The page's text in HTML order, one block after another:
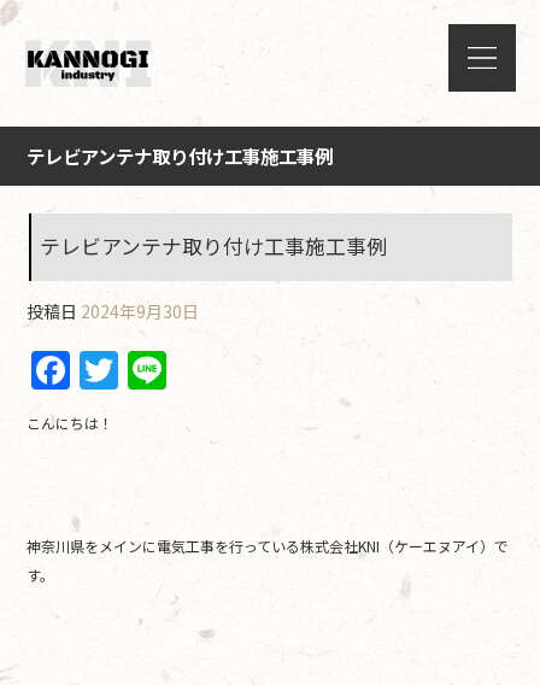
テレビアンテナ取り付け工事施工事例
テレビアンテナ取り付け工事施工事例
投稿日 2024年9月30日
F
a
c
b
o
T
w
e
こんにちは！
神奈川県をメインに電気工事を行っている株式会社KNI（ケーエヌアイ）で
す。